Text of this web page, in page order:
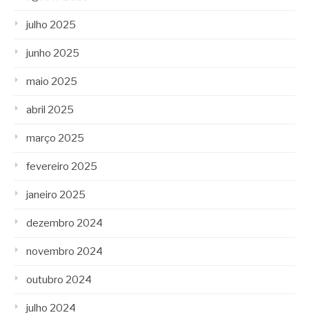
julho 2025
junho 2025
maio 2025
abril 2025
março 2025
fevereiro 2025
janeiro 2025
dezembro 2024
novembro 2024
outubro 2024
julho 2024